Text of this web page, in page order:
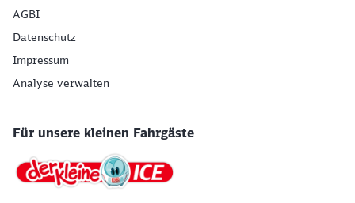
AGBI
Datenschutz
Impressum
Analyse verwalten
Für unsere kleinen Fahrgäste